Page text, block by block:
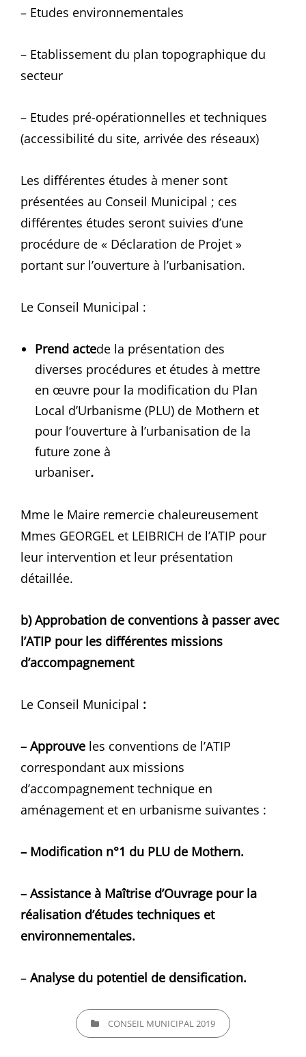
– Etudes environnementales
– Etablissement du plan topographique du
secteur
– Etudes pré-opérationnelles et techniques
(accessibilité du site, arrivée des réseaux)
Les différentes études à mener sont
présentées au Conseil Municipal ; ces
différentes études seront suivies d’une
procédure de « Déclaration de Projet »
portant sur l’ouverture à l’urbanisation.
Le Conseil Municipal :
Prend actede la présentation des
diverses procédures et études à mettre
en œuvre pour la modification du Plan
Local d’Urbanisme (PLU) de Mothern et
pour l’ouverture à l’urbanisation de la
future zone à
urbaniser.
Mme le Maire remercie chaleureusement
Mmes GEORGEL et LEIBRICH de l’ATIP pour
leur intervention et leur présentation
détaillée.
b) Approbation de conventions à passer avec
l’ATIP pour les différentes missions
d’accompagnement
Le Conseil Municipal :
– Approuve les conventions de l’ATIP
correspondant aux missions
d’accompagnement technique en
aménagement et en urbanisme suivantes :
– Modification n°1 du PLU de Mothern.
– Assistance à Maîtrise d’Ouvrage pour la
réalisation d’études techniques et
environnementales.
– Analyse du potentiel de densification.
CATEGORIESCONSEIL MUNICIPAL 2019